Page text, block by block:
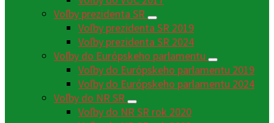
Voľby prezidenta SR
Voľby prezidenta SR 2019
Voľby prezidenta SR 2024
Voľby do Európskeho parlamentu
Voľby do Európskeho parlamentu 2019
Voľby do Európskeho parlamentu 2024
Voľby do NR SR
Voľby do NR SR rok 2020